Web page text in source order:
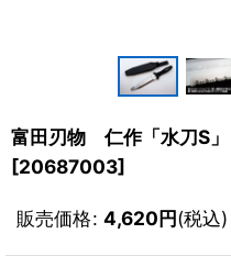
富田刃物 仁作「水刀S」
[20687003]
販売価格: 4,620円(税込)